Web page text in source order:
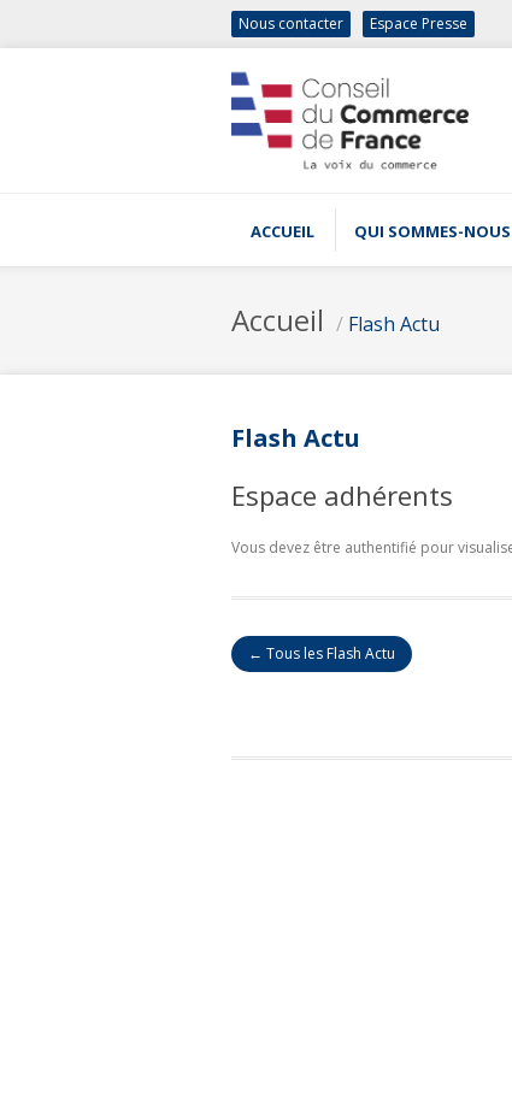
Nous contacter Espace Presse
ACCUEIL QUI SOMMES-NOUS
Accueil / Flash Actu
Flash Actu
Espace adhérents
Vous devez être authentifié pour
← Tous les Flash Actu